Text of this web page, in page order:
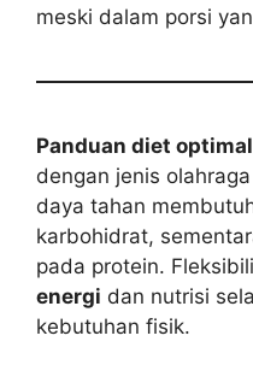
meski dalam porsi
Panduan diet optimal
dengan jenis
daya tahan
karbohidrat,
pada protein.
energi dan nutrisi
kebutuhan fisik.